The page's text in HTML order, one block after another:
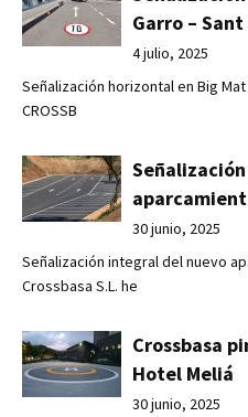
Garro –
4 julio, 2025
Señalización horizontal en Big
CROSSB
30 junio, 2025
Señalización integral del nuevo
Crossbasa S.L. he
Crossbasa
Hotel Meliá
30 junio, 2025